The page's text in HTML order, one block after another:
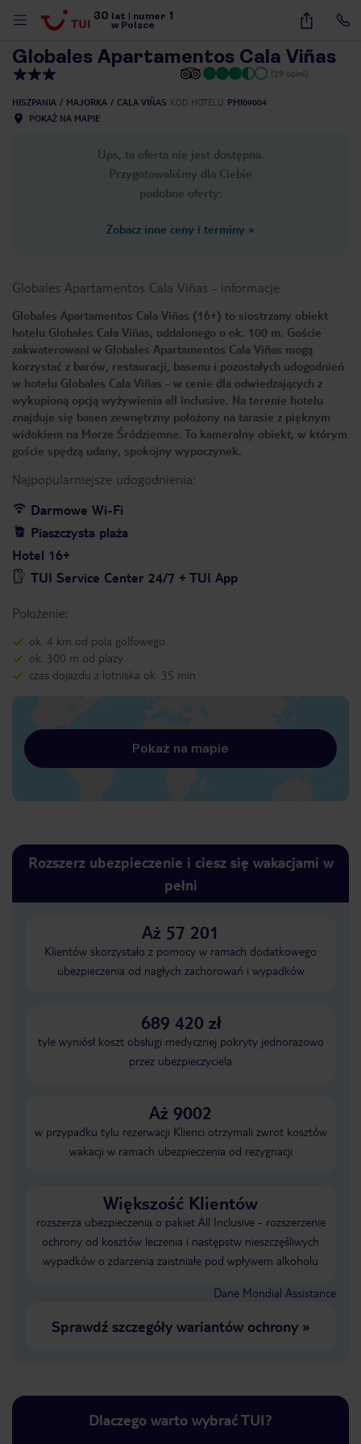
30 lat numer 1
w Polsce
22
Globales Apartamentos Cala Viñas
(29 opinii)
HISZPANIA MAJORKA CALA VIÑAS KOD HOTELU PMI09004
POKAŻ NA MAPIE
Ups, ta oferta nie jest dostępna.
Przygotowaliśmy dla Ciebie
podobne oferty:
Zobacz inne ceny i terminy »
Globales Apartamentos Cala Viñas - informacje
Globales Apartamentos Cala Viñas (16+) to siostrzany obiekt
hotelu Globales Cala Viñas, oddalonego o ok. 100 m. Goście
zakwaterowani w Globales Apartamentos Cala Viñas mogą
korzystać z barów, restauracji, basenu i pozostałych udogodnień
w hotelu Globales Cala Viñas - w cenie dla odwiedzających z
wykupioną opcją wyżywienia all inclusive. Na terenie hotelu
znajduje się basen zewnętrzny położony na tarasie z pięknym
widokiem na Morze Śródziemne. To kameralny obiekt, w którym
goście spędzą udany, spokojny wypoczynek.
Najpopularniejsze udogodnienia:
Darmowe Wi-Fi
Piaszczysta plaża
Hotel 16+
TUI Service Center 24/7 + TUI App
Położenie:
ok. 4 km od pola golfowego
ok. 300 m od plaży
czas dojazdu z lotniska ok. 35 min
Pokaż na mapie
Rozszerz ubezpieczenie i ciesz się wakacjami w
pełni
Aż 57 201
Klientów skorzystało z pomocy w ramach dodatkowego
ubezpieczenia od nagłych zachorowań i wypadków
689 420 zł
tyle wyniósł koszt obsługi medycznej pokryty jednorazowo
przez ubezpieczyciela
Aż 9002
w przypadku tylu rezerwacji Klienci otrzymali zwrot kosztów
wakacji w ramach ubezpieczenia od rezygnacji
Większość Klientów
rozszerza ubezpieczenia o pakiet All Inclusive - rozszerzenie
ochrony od kosztów leczenia i następstw nieszczęśliwych
wypadków o zdarzenia zaistniałe pod wpływem alkoholu
Dane Mondial Assistance
Sprawdź szczegóły wariantów ochrony»
Dlaczego warto wybrać TUI?